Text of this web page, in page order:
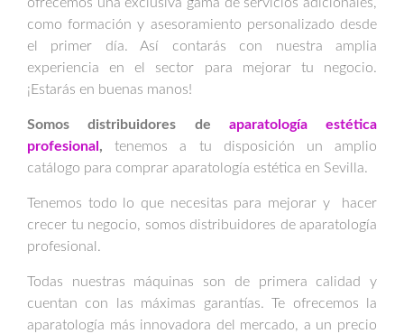
ofrecemos una exclusiva gama de servicios adicionales,
como formación y asesoramiento personalizado desde
el primer día. Así contarás con nuestra amplia
experiencia en el sector para mejorar tu negocio.
¡Estarás en buenas manos!
Somos distribuidores de aparatología estética
profesional , tenemos a tu disposición un amplio
catálogo para comprar aparatología estética en Sevilla.
Tenemos todo lo que necesitas para mejorar y hacer
crecer tu negocio, somos distribuidores de aparatología
profesional.
Todas nuestras máquinas son de primera calidad y
cuentan con las máximas garantías. Te ofrecemos la
aparatología más innovadora del mercado, a un precio